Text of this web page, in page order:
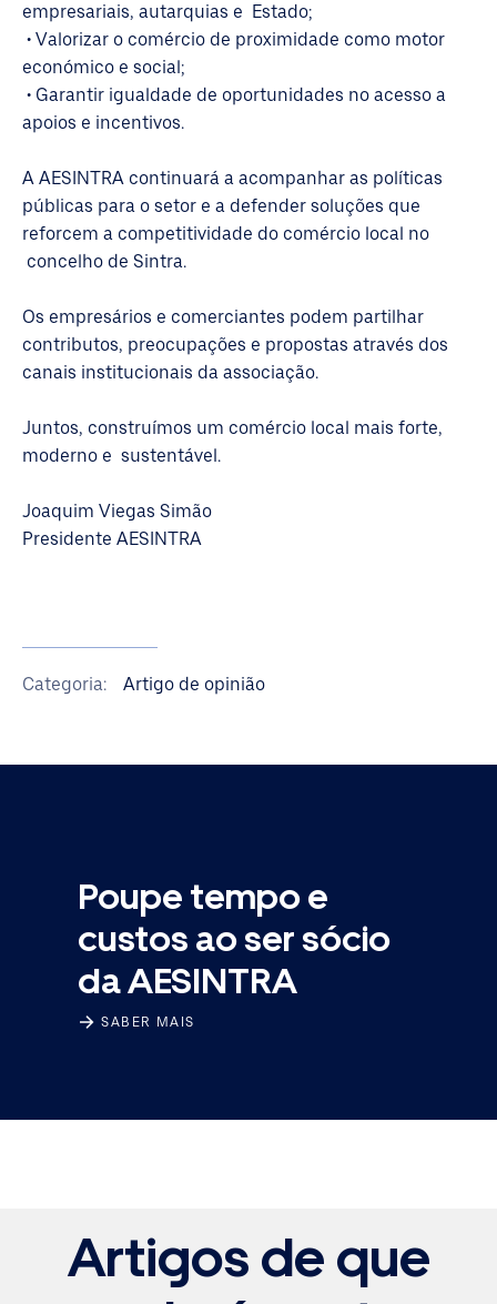
empresariais, autarquias e Estado;
• Valorizar o comércio de proximidade como motor
económico e social;
• Garantir igualdade de oportunidades no acesso a
apoios e incentivos.
A AESINTRA continuará a acompanhar as políticas
públicas para o setor e a defender soluções que
reforcem a competitividade do comércio local no
concelho de Sintra.
Os empresários e comerciantes podem partilhar
contributos, preocupações e propostas através dos
canais institucionais da associação.
Juntos, construímos um comércio local mais forte,
moderno e sustentável.
Joaquim Viegas Simão
Presidente AESINTRA
Categoria: Artigo de opinião
Poupe tempo e
custos ao ser sócio
da AESINTRA
SABER MAIS
Artigos de que